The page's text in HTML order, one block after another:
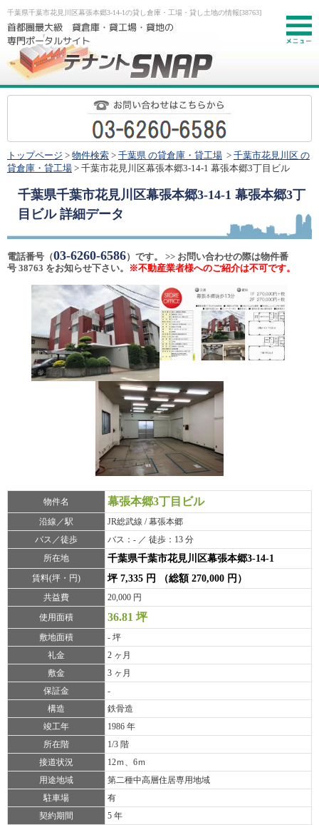
千葉県千葉市花見川区幕張本郷3-14-1の貸し倉庫・工場・貸し土地の情報[38763]
トップページ > 物件検索 > 千葉県 の貸倉庫・貸工場 > 千葉市花見川区 の
貸倉庫・貸工場 > 千葉市花見川区幕張本郷3-14-1 幕張本郷3丁目ビル
千葉県千葉市花見川区幕張本郷3-14-1 幕張本郷3丁
目ビル詳細データ
電話番号（03-6260-6586）です。 >> お問い合わせの際は物件番
号 38763 をお知らせ下さい。
※不動産業者様へのご紹介は不可です。
物件名 幕張本郷3丁目ビル
沿線／駅
JR総武線 / 幕張本郷
バス／徒歩
バス：- ／ 徒歩：13 分
所在地
千葉県千葉市花見川区幕張本郷3-14-1
賃料(坪・円) 坪 7,335 円 （総額 270,000 円）
共益費
20,000 円
使用面積
36.81 坪
敷地面積
- 坪
礼金
2 ヶ月
敷金
3 ヶ月
保証金
-
構造
鉄骨造
竣工年
1986 年
所在階
1/3 階
接道状況
12ｍ、6ｍ
用途地域
第二種中高層住居専用地域
駐車場
有
契約期間
5 年